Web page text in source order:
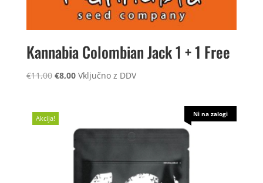
Kannabia Colombian Jack 1 + 1 Free
€11,00 Izvirna
bila:
€11,00.
€8,00Trenutna
Vključno z DDV
Ni na zalogi
Akcija!